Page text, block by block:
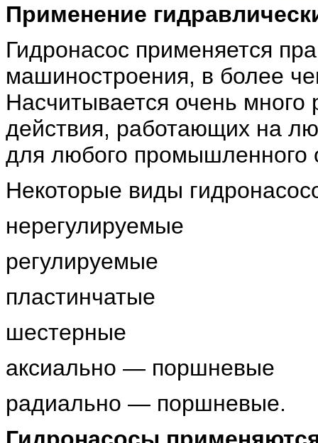
Применение
Гидронасос применяется
машиностроения, в более
Насчитывается очень много
действия, работающих на
для любого промышленного
Некоторые виды
нерегулируемые
регулируемые
пластинчатые
шестерные
аксиально — поршневые
радиально — поршневые.